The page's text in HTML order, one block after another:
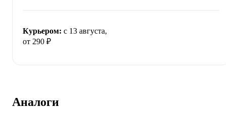
Курьером: c 13 августа,
от 290 ₽
Аналоги